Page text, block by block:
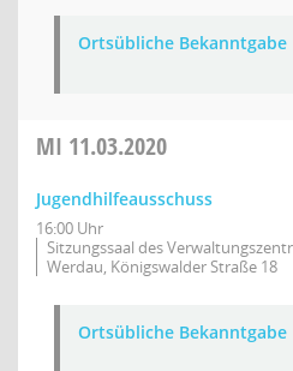
Ortsübliche Bekanntgabe
MI 11.03.2020
Jugendhilfeausschuss
16:00 Uhr
Sitzungssaal des
Werdau, Königswalder Straße 18
Ortsübliche Bekanntgabe